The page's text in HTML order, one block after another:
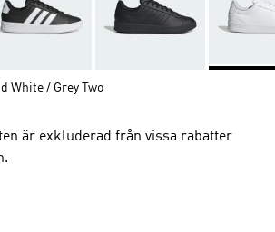
White / Grey Two
är exkluderad från vissa rabatter